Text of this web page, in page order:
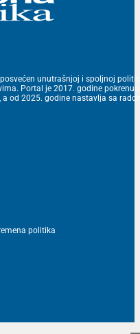
unutrašnjoj i spoljnoj
Portal je 2017. godine
, a od 2025. godine nastavlja sa
politika